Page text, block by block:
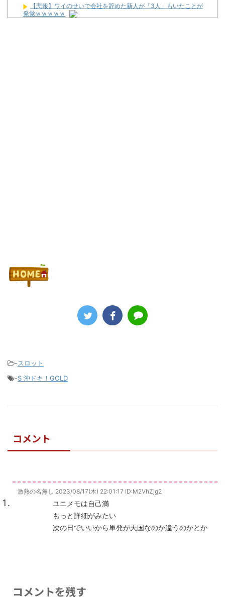
【悲報】ワイのせいで会社を辞めた新人が「3人」もいたことが
発覚ｗｗｗｗｗ
-スロット
-S 沖ドキ！GOLD
コメント
激熱の名無し 2023/08/17(木) 22:01:17 ID:M2VhZjg2
ユニメモは自己満
もっと詳細がみたい
次の日でいいから単発が天国なのか違うのかとか
コメントを残す